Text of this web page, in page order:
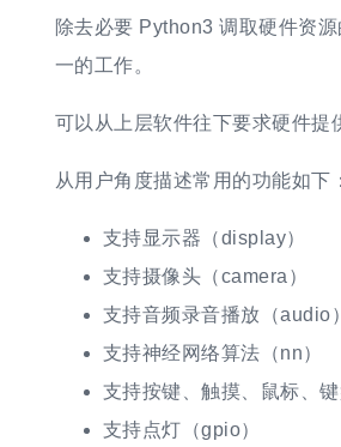
除去必要 Python3 调取硬件资
一的工作。
可以从上层软件往下要求硬件提
从用户角度描述常用的功能如下：
支持显示器（display）
支持摄像头（camera）
支持音频录音播放（audio）
支持神经网络算法（nn）
支持按键、触摸、鼠标、
支持点灯（gpio）